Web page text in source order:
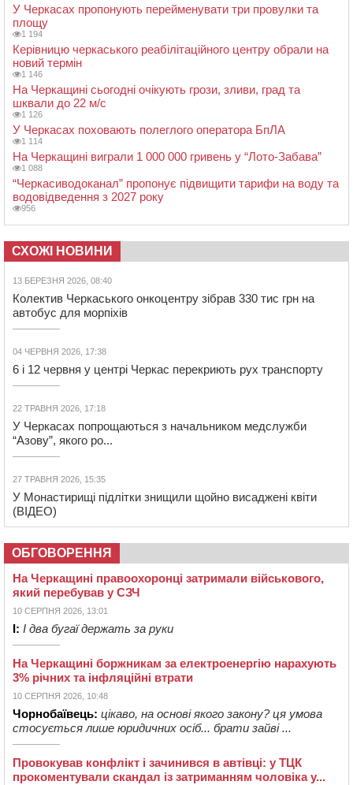
У Черкасах пропонують перейменувати три провулки та
площу
1 194
Керівницю черкаського реабілітаційного центру обрали на
новий термін
1 146
На Черкащині сьогодні очікують грози, зливи, град та
шквали до 22 м/с
1 126
У Черкасах поховають полеглого оператора БпЛА
1 114
На Черкащині виграли 1 000 000 гривень у “Лото-Забава”
1 088
“Черкасиводоканал” пропонує підвищити тарифи на воду та
водовідведення з 2027 року
956
СХОЖІ НОВИНИ
13 БЕРЕЗНЯ 2026, 08:40
Колектив Черкаського онкоцентру зібрав 330 тис грн на
автобус для морпіхів
04 ЧЕРВНЯ 2026, 17:38
6 і 12 червня у центрі Черкас перекриють рух транспорту
22 ТРАВНЯ 2026, 17:18
У Черкасах попрощаються з начальником медслужби
“Азову”, якого ро...
27 ТРАВНЯ 2026, 15:35
У Монастирищі підлітки знищили щойно висаджені квіти
(ВІДЕО)
ОБГОВОРЕННЯ
На Черкащині правоохоронці затримали військового,
який перебував у СЗЧ
10 СЕРПНЯ 2026, 13:01
І: І два бугаї держать за руки
На Черкащині боржникам за електроенергію нарахують
3% річних та інфляційні втрати
10 СЕРПНЯ 2026, 10:48
Чорнобаївець: цікаво, на основі якого закону? ця умова
стосується лише юридичних осіб... брати зайві ...
Провокував конфлікт і зачинився в автівці: у ТЦК
прокоментували скандал із затриманням чоловіка у...